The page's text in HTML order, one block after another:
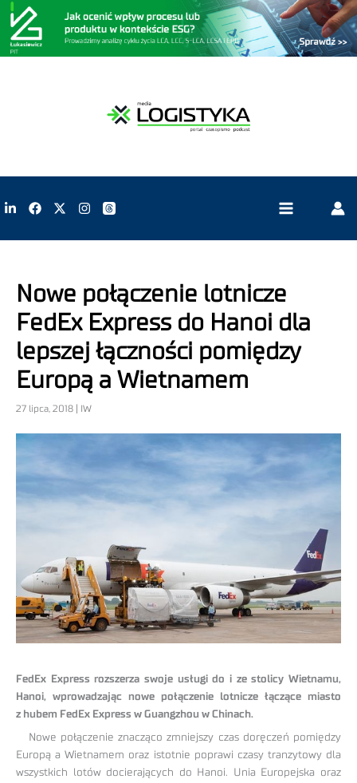
Nowe połączenie lotnicze
FedEx Express do Hanoi dla
lepszej łączności pomiędzy
Europą a Wietnamem
27 lipca, 2018 | IW
FedEx Express rozszerza swoje usługi do i ze stolicy Wietnamu,
Hanoi, wprowadzając nowe połączenie lotnicze łączące miasto
z hubem FedEx Express w Guangzhou w Chinach.
Nowe połączenie znacząco zmniejszy czas doręczeń pomiędzy
Europą a Wietnamem oraz istotnie poprawi czasy tranzytowy dla
wszystkich lotów docierających do Hanoi. Unia Europejska oraz